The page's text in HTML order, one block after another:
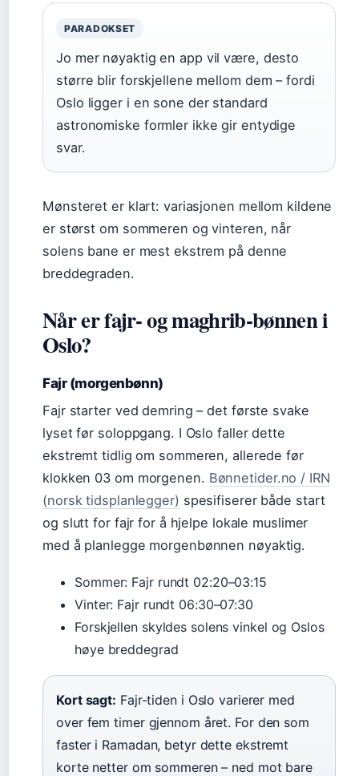
PARADOKSET
Jo mer nøyaktig en app vil være, desto
større blir forskjellene mellom dem – fordi
Oslo ligger i en sone der standard
astronomiske formler ikke gir entydige
svar.
Mønsteret er klart: variasjonen mellom kildene
er størst om sommeren og vinteren, når
solens bane er mest ekstrem på denne
breddegraden.
Når er fajr- og maghrib-bønnen i
Oslo?
Fajr (morgenbønn)
Fajr starter ved demring – det første svake
lyset før soloppgang. I Oslo faller dette
ekstremt tidlig om sommeren, allerede før
klokken 03 om morgenen. Bønnetider.no / IRN
(norsk tidsplanlegger) spesifiserer både start
og slutt for fajr for å hjelpe lokale muslimer
med å planlegge morgenbønnen nøyaktig.
Sommer: Fajr rundt 02:20–03:15
Vinter: Fajr rundt 06:30–07:30
Forskjellen skyldes solens vinkel og Oslos
høye breddegrad
Kort sagt: Fajr-tiden i Oslo varierer med
over fem timer gjennom året. For den som
faster i Ramadan, betyr dette ekstremt
korte netter om sommeren – ned mot bare